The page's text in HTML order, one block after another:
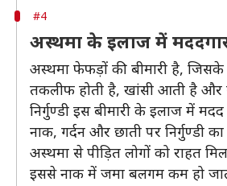
#4
अस्थमा के इलाज में
अस्थमा फेफड़ों की बीमारी है, जिसके
तकलीफ होती है, खांसी आती है और
निर्गुण्डी इस बीमारी के इलाज में
नाक, गर्दन और छाती पर निर्गुण्डी
अस्थमा से पीड़ित लोगों को राहत
इससे नाक में जमा बलगम कम हो